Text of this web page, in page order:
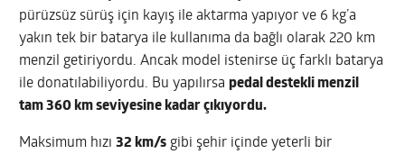
pürüzsüz sürüş için kayış ile aktarma yapıyor ve 6 kg’a
yakın tek bir batarya ile kullanıma da bağlı olarak 220 km
menzil getiriyordu. Ancak model istenirse üç farklı batarya
ile donatılabiliyordu. Bu yapılırsapedal destekli menzil
tam 360 km seviyesine kadar çıkıyordu.
Maksimum hızı32 km/s gibi şehir içinde yeterli bir